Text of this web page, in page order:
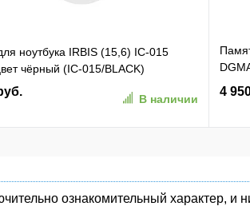
ноутбука IRBIS (15,6) IC-015
чёрный (IC-015/BLACK)
В наличии
SO-
4
ознакомительный характер,